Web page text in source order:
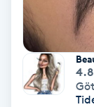
Gua Sha-
Hatha Yoga 4.8